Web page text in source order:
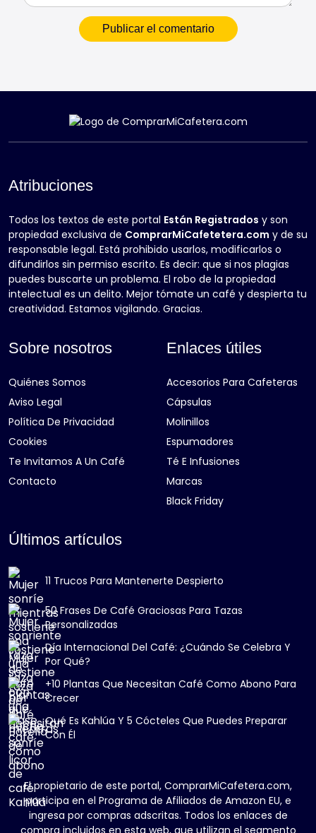
Atribuciones
Todos los textos de este portal Están Registrados y son
propiedad exclusiva de ComprarMiCafetetera.com y de su
responsable legal. Está prohibido usarlos, modificarlos o
difundirlos sin permiso escrito. Es decir: que si nos plagias
puedes buscarte un problema. El robo de la propiedad
intelectual es un delito. Mejor tómate un café y despierta tu
creatividad. Estamos vigilando. Gracias.
Sobre nosotros
Quiénes Somos
Aviso Legal
Política De Privacidad
Cookies
Te Invitamos A Un Café
Contacto
Enlaces útiles
Accesorios Para Cafeteras
Cápsulas
Molinillos
Espumadores
Té E Infusiones
Marcas
Black Friday
Últimos artículos
11 Trucos Para Mantenerte Despierto
50 Frases De Café Graciosas Para Tazas
Personalizadas
Día Internacional Del Café: ¿Cuándo Se Celebra Y
Por Qué?
+10 Plantas Que Necesitan Café Como Abono Para
Crecer
Qué Es Kahlúa Y 5 Cócteles Que Puedes Preparar
Con Él
El propietario de este portal, ComprarMiCafetera.com,
participa en el Programa de Afiliados de Amazon EU, e
ingresa por compras adscritas. Todos los enlaces de